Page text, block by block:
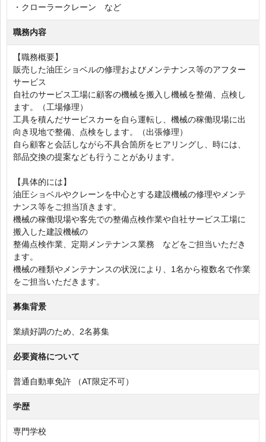
・クローラークレーン など
職務内容
【職務概要】
販売した油圧ショベルの修理およびメンテナンス等のアフター
サービス
自社のサービス工場に顧客の機械を搬入し機械を整備、点検し
ます。（工場修理）
工具を積んだサービスカーを自ら運転し、機械の稼働現場に出
向き現地で整備、点検をします。（出張修理）
自ら顧客と会話しながら不具合箇所をヒアリングし、時には、
部品交換の提案なども行うことがあります。
【具体的には】
油圧ショベルやクレーンを中心とする建設機械の修理やメンテ
ナンス等をご担当頂きます。
機械の稼働現場や客先での整備点検作業や自社サービス工場に
搬入した建設機械の
整備点検作業、定期メンテナンス業務 などをご担当いただき
ます。
機械の種類やメンテナンスの状況により、1名から複数名で作業
をご担当いただきます。
募集背景
業績好調のため、2名募集
必要資格について
普通自動車免許 （AT限定不可）
学歴
専門学校